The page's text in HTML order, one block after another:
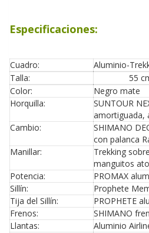
Especificaciones:
Cuadro:
Aluminio-
Talla:
55
Color:
Negro mate
Horquilla:
SUNTOUR
amortiguada,
Cambio:
SHIMANO
con palanca
Manillar:
Trekking
manguitos
Potencia:
PROMAX
Sillín:
Prophete
Tija del Sillín:
PROPHETE
Frenos:
SHIMANO
Llantas:
Aluminio